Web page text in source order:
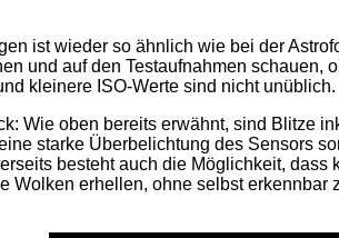
ist wieder so ähnlich wie bei der
und auf den Testaufnahmen
kleinere ISO-Werte sind nicht unüblich.
Wie oben bereits erwähnt, sind Blitze
starke Überbelichtung des Sensors
besteht auch die Möglichkeit,
Wolken erhellen, ohne selbst